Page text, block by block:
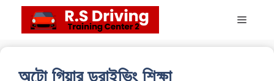
content
Menu
অটো গিয়ার ড্রাইভিং শিক্ষা